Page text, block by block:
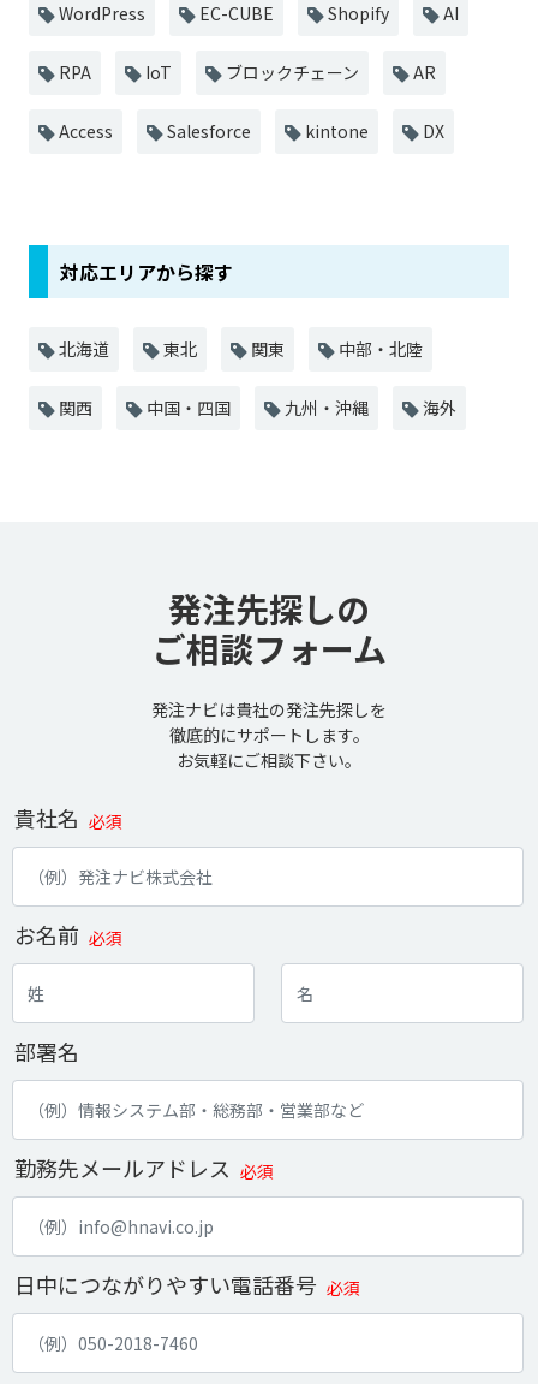
WordPress EC-CUBE Shopify AI
RPA IoT ブロックチェーン AR
Access Salesforce kintone DX
対応エリアから探す
北海道 東北 関東 中部・北陸
関西 中国・四国 九州・沖縄 海外
発注先探しの
ご相談フォーム
発注ナビは貴社の発注先探しを
徹底的にサポートします。
お気軽にご相談下さい。
貴社名 必須
お名前 必須
部署名
勤務先メールアドレス 必須
日中につながりやすい電話番号 必須